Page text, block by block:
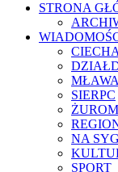
STRONA
MŁAWA
SIERPC
NA
SPORT